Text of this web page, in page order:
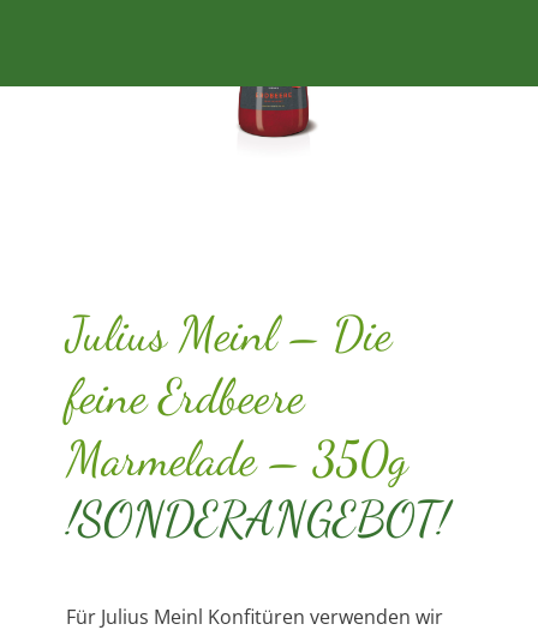
Julius Meinl – Die
feine Erdbeere
Marmelade – 350g
!SONDERANGEBOT!
Für Julius Meinl Konfitüren verwenden wir